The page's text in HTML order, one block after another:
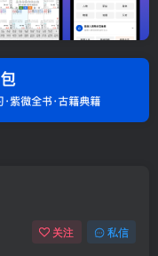
关注 私信